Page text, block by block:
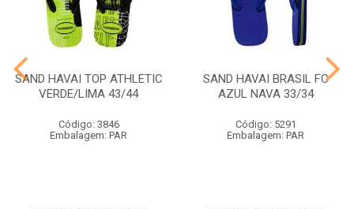
SAND HAVAI TOP ATHLETIC
VERDE/LIMA 43/44
Código: 3846
Embalagem: PAR
SAND HAVAI BRASIL FC
AZUL NAVA 33/34
Código: 5291
Embalagem: PAR